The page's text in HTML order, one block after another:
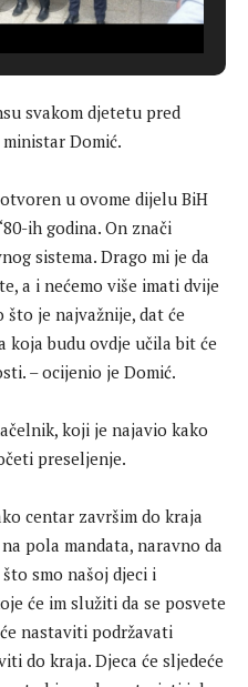
svakom djetetu pred
Domić.
u ovome dijelu BiH
ih godina. On znači
sistema. Drago mi je da
a i nećemo više imati dvije
je najvažnije, dat će
koja budu ovdje učila bit će
– ocijenio je Domić.
koji je najavio kako
preseljenje.
centar završim do kraja
pola mandata, naravno da
smo našoj djeci i
će im služiti da se posvete
nastaviti podržavati
do kraja. Djeca će sljedeće